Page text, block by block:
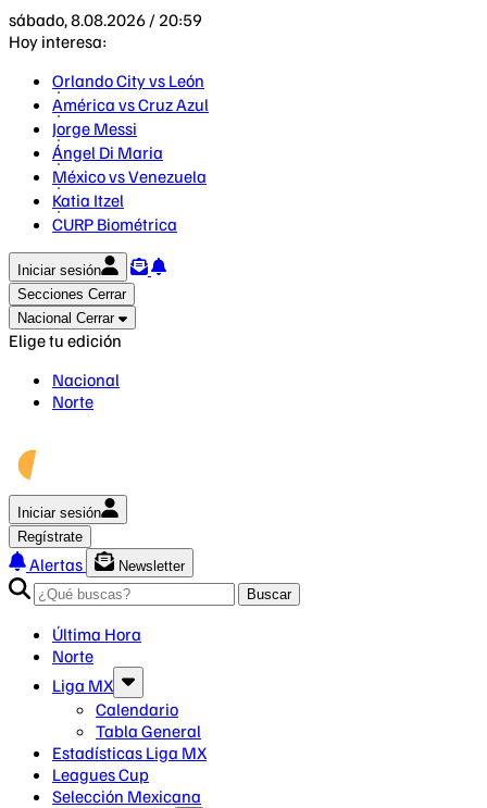
sábado, 8.08.2026 / 20:59
Hoy interesa:
Orlando City vs León
América vs Cruz Azul
Jorge Messi
Ángel Di Maria
México vs Venezuela
Katia Itzel
CURP Biométrica
Iniciar sesión
Secciones Cerrar
Nacional Cerrar
Elige tu edición
Nacional
Norte
Iniciar sesión
Regístrate
Alertas
Newsletter
Buscar
Última Hora
Norte
Liga MX
Calendario
Tabla General
Estadísticas Liga MX
Leagues Cup
Selección Mexicana